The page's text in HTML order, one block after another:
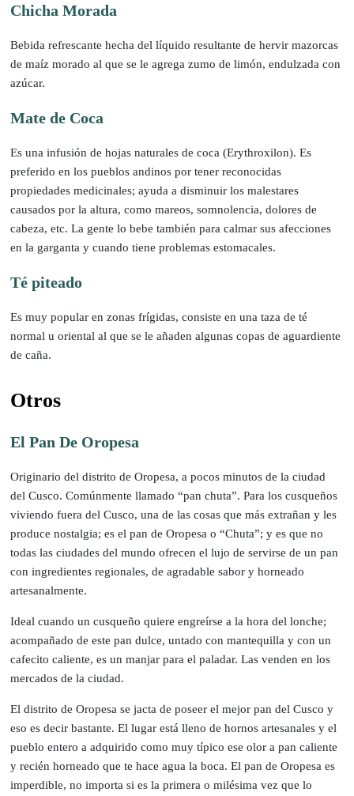
Chicha Morada
Bebida refrescante hecha del líquido resultante de hervir mazorcas
de maíz morado al que se le agrega zumo de limón, endulzada con
azúcar.
Mate de Coca
Es una infusión de hojas naturales de coca (Erythroxilon). Es
preferido en los pueblos andinos por tener reconocidas
propiedades medicinales; ayuda a disminuir los malestares
causados por la altura, como mareos, somnolencia, dolores de
cabeza, etc. La gente lo bebe también para calmar sus afecciones
en la garganta y cuando tiene problemas estomacales.
Té piteado
Es muy popular en zonas frígidas, consiste en una taza de té
normal u oriental al que se le añaden algunas copas de aguardiente
de caña.
Otros
El Pan De Oropesa
Originario del distrito de Oropesa, a pocos minutos de la ciudad
del Cusco. Comúnmente llamado “pan chuta”. Para los cusqueños
viviendo fuera del Cusco, una de las cosas que más extrañan y les
produce nostalgia; es el pan de Oropesa o “Chuta”; y es que no
todas las ciudades del mundo ofrecen el lujo de servirse de un pan
con ingredientes regionales, de agradable sabor y horneado
artesanalmente.
Ideal cuando un cusqueño quiere engreírse a la hora del lonche;
acompañado de este pan dulce, untado con mantequilla y con un
cafecito caliente, es un manjar para el paladar. Las venden en los
mercados de la ciudad.
El distrito de Oropesa se jacta de poseer el mejor pan del Cusco y
eso es decir bastante. El lugar está lleno de hornos artesanales y el
pueblo entero a adquirido como muy típico ese olor a pan caliente
y recién horneado que te hace agua la boca. El pan de Oropesa es
imperdible, no importa si es la primera o milésima vez que lo